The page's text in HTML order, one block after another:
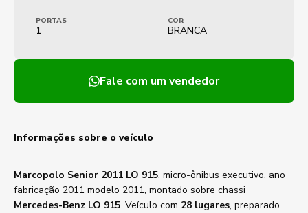
PORTAS
1
COR
BRANCA
Fale com um vendedor
Informações sobre o veículo
Marcopolo Senior 2011 LO 915, micro-ônibus executivo, ano
fabricação 2011 modelo 2011, montado sobre chassi
Mercedes-Benz LO 915. Veículo com 28 lugares, preparado